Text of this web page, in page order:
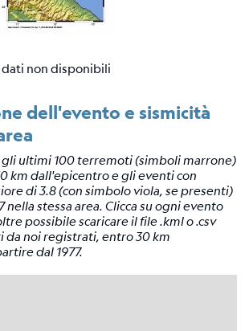
non disponibili
dell'evento e sismicità
gli ultimi 100 terremoti (simboli marrone)
km dall'epicentro e gli eventi con
di 3.8 (con simbolo viola, se presenti)
nella stessa area. Clicca su ogni evento
possibile scaricare il file .kml o .csv
da noi registrati, entro 30 km
dal 1977.